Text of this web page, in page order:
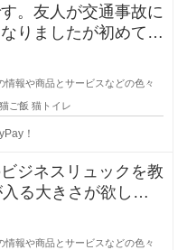
。友人が交通事故に
りましたが初めて猫
、ご飯
情報や商品とサービスなどの色々
猫ご飯 猫トイレ
！
ジネスリュックを教
る大きさが欲しい
でもい
情報や商品とサービスなどの色々